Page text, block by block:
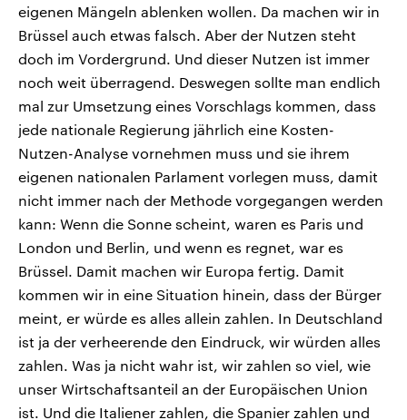
eigenen Mängeln ablenken wollen. Da machen wir in
Brüssel auch etwas falsch. Aber der Nutzen steht
doch im Vordergrund. Und dieser Nutzen ist immer
noch weit überragend. Deswegen sollte man endlich
mal zur Umsetzung eines Vorschlags kommen, dass
jede nationale Regierung jährlich eine Kosten-
Nutzen-Analyse vornehmen muss und sie ihrem
eigenen nationalen Parlament vorlegen muss, damit
nicht immer nach der Methode vorgegangen werden
kann: Wenn die Sonne scheint, waren es Paris und
London und Berlin, und wenn es regnet, war es
Brüssel. Damit machen wir Europa fertig. Damit
kommen wir in eine Situation hinein, dass der Bürger
meint, er würde es alles allein zahlen. In Deutschland
ist ja der verheerende den Eindruck, wir würden alles
zahlen. Was ja nicht wahr ist, wir zahlen so viel, wie
unser Wirtschaftsanteil an der Europäischen Union
ist. Und die Italiener zahlen, die Spanier zahlen und